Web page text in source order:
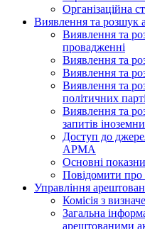
Організаційна
Виявлення та розшук
Виявлення та
провадженні
Виявлення та
Виявлення та
Виявлення та
політичних
Виявлення та
запитів
Доступ до
АРМА
Основні
Повідомити про
Управління
Комісія з
Загальна
арештованими